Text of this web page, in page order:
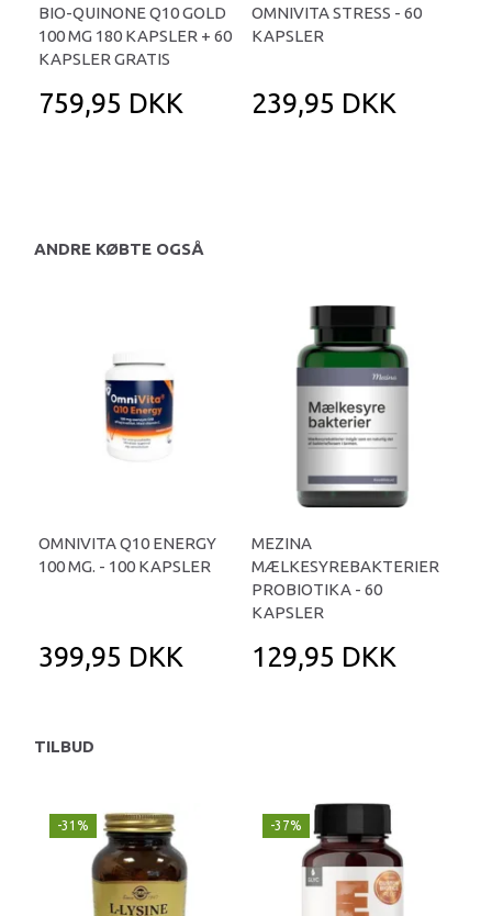
BIO-QUINONE Q10 GOLD
100 MG 180 KAPSLER + 60
KAPSLER GRATIS
759,95 DKK
OMNIVITA STRESS - 60
KAPSLER
239,95 DKK
ANDRE KØBTE OGSÅ
OMNIVITA Q10 ENERGY
100 MG. - 100 KAPSLER
399,95 DKK
MEZINA
MÆLKESYREBAKTERIER
PROBIOTIKA - 60
KAPSLER
129,95 DKK
TILBUD
-31% -37%